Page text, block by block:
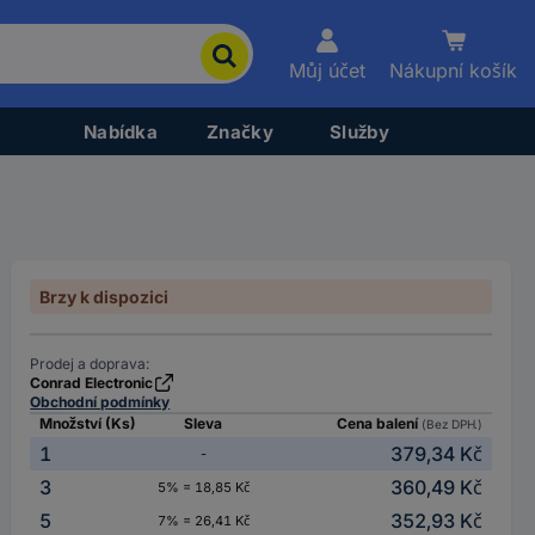
Můj účet Nákupní košík
Nabídka Značky Služby
Brzy k dispozici
Prodej a doprava:
Conrad Electronic
Obchodní podmínky
Množství (Ks)
Sleva Cena balení (Bez DPH.)
1 -
379,34 Kč
3
5% = 18,85 Kč
360,49 Kč
5
7% = 26,41 Kč 352,93 Kč